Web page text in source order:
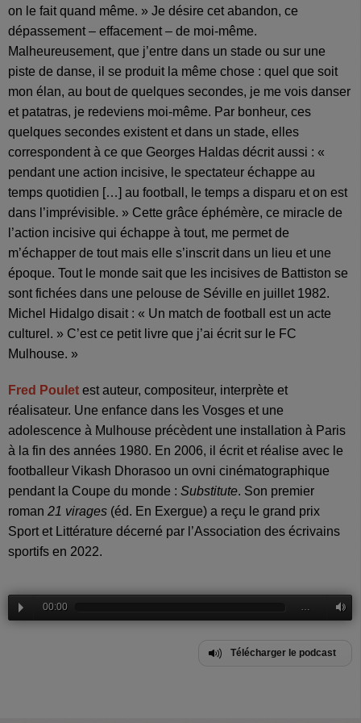
on le fait quand même. » Je désire cet abandon, ce
dépassement – effacement – de moi-même.
Malheureusement, que j’entre dans un stade ou sur une
piste de danse, il se produit la même chose : quel que soit
mon élan, au bout de quelques secondes, je me vois danser
et patatras, je redeviens moi-même. Par bonheur, ces
quelques secondes existent et dans un stade, elles
correspondent à ce que Georges Haldas décrit aussi : «
pendant une action incisive, le spectateur échappe au
temps quotidien […] au football, le temps a disparu et on est
dans l’imprévisible. » Cette grâce éphémère, ce miracle de
l’action incisive qui échappe à tout, me permet de
m’échapper de tout mais elle s’inscrit dans un lieu et une
époque. Tout le monde sait que les incisives de Battiston se
sont fichées dans une pelouse de Séville en juillet 1982.
Michel Hidalgo disait : « Un match de football est un acte
culturel. » C’est ce petit livre que j’ai écrit sur le FC
Mulhouse. »
Fred Poulet est auteur, compositeur, interprète et
réalisateur. Une enfance dans les Vosges et une
adolescence à Mulhouse précèdent une installation à Paris
à la fin des années 1980. En 2006, il écrit et réalise avec le
footballeur Vikash Dhorasoo un ovni cinématographique
pendant la Coupe du monde : Substitute. Son premier
roman 21 virages (éd. En Exergue) a reçu le grand prix
Sport et Littérature décerné par l’Association des écrivains
sportifs en 2022.
00:00 …
Télécharger le podcast